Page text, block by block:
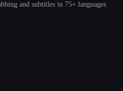
and subtitles in 75+ languages